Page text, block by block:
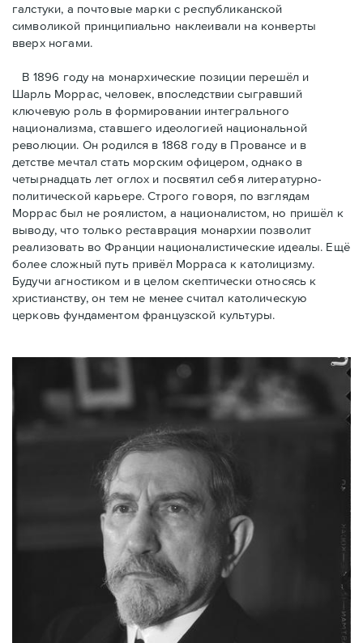
галстуки, а почтовые марки с республиканской
символикой принципиально наклеивали на конверты
вверх ногами.
В 1896 году на монархические позиции перешёл и
Шарль Моррас, человек, впоследствии сыгравший
ключевую роль в формировании интегрального
национализма, ставшего идеологией национальной
революции. Он родился в 1868 году в Провансе и в
детстве мечтал стать морским офицером, однако в
четырнадцать лет оглох и посвятил себя литературно-
политической карьере. Строго говоря, по взглядам
Моррас был не роялистом, а националистом, но пришёл к
выводу, что только реставрация монархии позволит
реализовать во Франции националистические идеалы. Ещё
более сложный путь привёл Морраса к католицизму.
Будучи агностиком и в целом скептически относясь к
христианству, он тем не менее считал католическую
церковь фундаментом французской культуры.